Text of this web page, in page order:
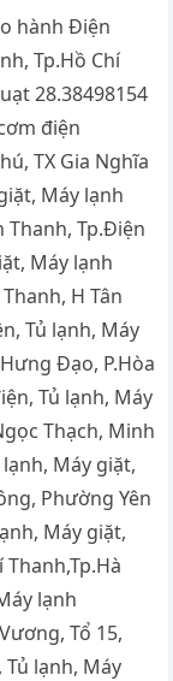
hành Điện
Tp.Hồ Chí
28.38498154
điện
TX Gia Nghĩa
Máy lạnh
Thanh, Tp.Điện
Máy lạnh
H Tân
Tủ lạnh, Máy
Đạo, P.Hòa
Tủ lạnh, Máy
Thạch, Minh
Máy giặt,
Phường Yên
Máy giặt,
lạnh
Tổ 15,
Tủ lạnh, Máy